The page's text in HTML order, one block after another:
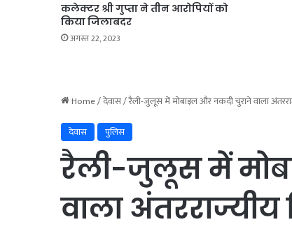
कलेक्‍टर श्री गुप्‍ता ने तीन आरोपियों को
किया जिलाबदर
अगस्त 22, 2023